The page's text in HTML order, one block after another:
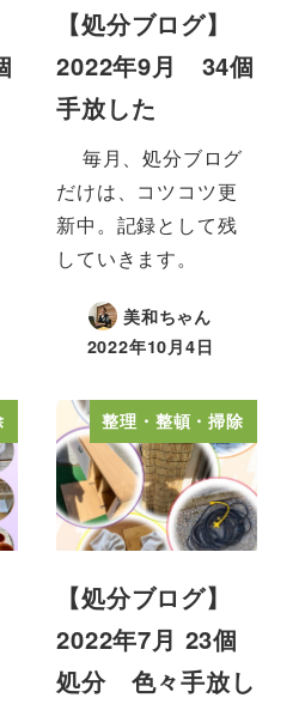
【処分ブログ】
2022年9月 34個
手放した
毎月、処分ブログ
だけは、コツコツ更
新中。記録として残
していきます。
美和ちゃん
2022年10月4日
整理・整頓・掃除
【処分ブログ】
2022年7月 23個
処分 色々手放し